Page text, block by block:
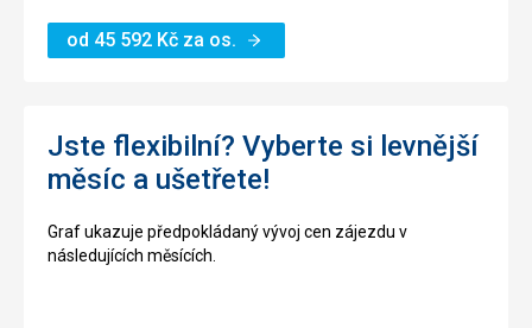
od 45 592 Kč za os.
Jste flexibilní? Vyberte si levnější
měsíc a ušetřete!
Graf ukazuje předpokládaný vývoj cen zájezdu v
následujících měsících.